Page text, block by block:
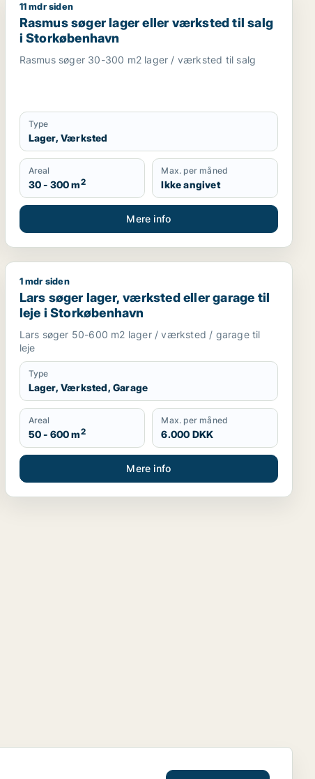
til salg i Storkøbenhavn
Rasmus søger lager eller værksted til salg i
11 mdr siden
Rasmus søger lager eller værksted til salg
i Storkøbenhavn
Rasmus søger 30-300 m2 lager / værksted til salg
Type
Lager, Værksted
Areal
30 - 300 m2
Max. per måned
Ikke angivet
Mere info
Lars søger lager, værksted eller garage til leje i
1 mdr siden
Lars søger lager, værksted eller garage til
leje i Storkøbenhavn
Lars søger 50-600 m2 lager / værksted / garage til
leje
Type
Lager, Værksted, Garage
Areal
50 - 600 m2
Max. per måned
6.000 DKK
Mere info